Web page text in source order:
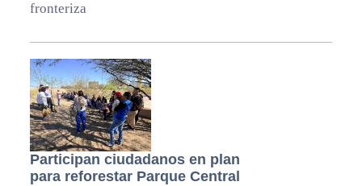
fronteriza
Participan ciudadanos en plan
para reforestar Parque Central